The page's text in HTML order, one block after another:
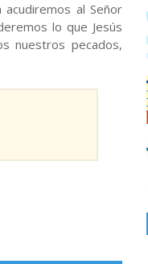
al Señor
lo que Jesús
nuestros pecados,